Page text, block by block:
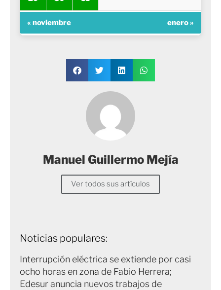
« noviembre enero »
Manuel Guillermo Mejía
Ver todos sus artículos
Noticias populares:
Interrupción eléctrica se extiende por casi
ocho horas en zona de Fabio Herrera;
Edesur anuncia nuevos trabajos de